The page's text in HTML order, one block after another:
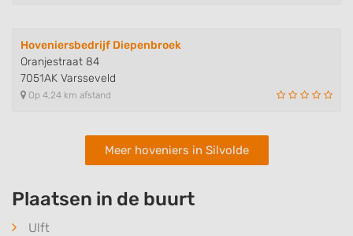
Hoveniersbedrijf Diepenbroek
Oranjestraat 84
7051AK Varsseveld
Op 4,24 km afstand
Meer hoveniers in Silvolde
Plaatsen in de buurt
Ulft